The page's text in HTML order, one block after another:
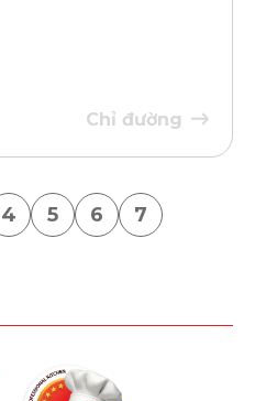
Chỉ đường
4 5 6 7